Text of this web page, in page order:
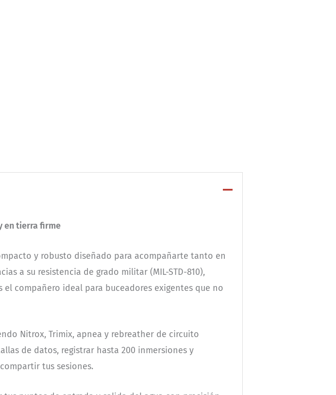
en tierra firme
y robusto diseñado para acompañarte tanto en
a su resistencia de grado militar (MIL-STD-810),
compañero ideal para buceadores exigentes que no
Nitrox, Trimix, apnea y rebreather de circuito
de datos, registrar hasta 200 inmersiones y
tus sesiones.